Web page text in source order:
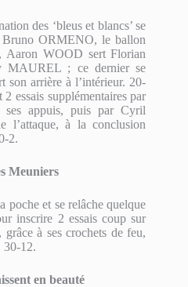
des ‘bleus et blancs’ se
ORMENO, le ballon
Aaron WOOD sert Florian
MAUREL ; ce dernier se
son arrière à l’intérieur. 20-
essais supplémentaires par
appuis, puis par Cyril
l’attaque, à la conclusion
2.
Meuniers
poche et se relâche quelque
inscrire 2 essais coup sur
à ses crochets de feu,
30-12.
en beauté